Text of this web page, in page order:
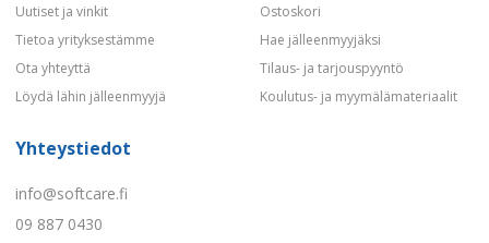
Uutiset ja vinkit
Tietoa yrityksestämme
Ota yhteyttä
Löydä lähin jälleenmyyjä
Ostoskori
Hae jälleenmyyjäksi
Tilaus- ja tarjouspyyntö
Koulutus- ja myymälämateriaalit
Yhteystiedot
info@softcare.fi
09 887 0430